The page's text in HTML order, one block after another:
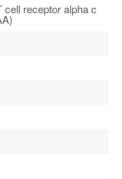
receptor alpha c